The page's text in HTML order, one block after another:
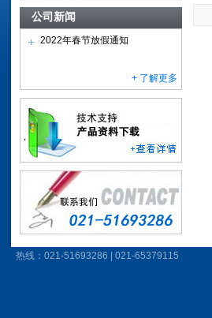
公司新闻
2022年春节放假通知
+ 了解更多
热线：021-51693286 | 021-65379115